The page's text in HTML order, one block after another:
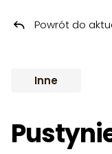
Inne
Powrót do